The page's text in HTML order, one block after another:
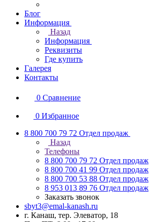
Блог
Информация
Назад
Информация
Реквизиты
Где купить
Галерея
Контакты
0 Сравнение
0 Избранное
8 800 700 79 72 Отдел продаж
Назад
Телефоны
8 800 700 79 72 Отдел продаж
8 800 700 41 99 Отдел продаж
8 800 700 53 88 Отдел продаж
8 953 013 89 76 Отдел продаж
Заказать звонок
sbyt3@emal-kanash.ru
г. Канаш, тер. Элеватор, 18